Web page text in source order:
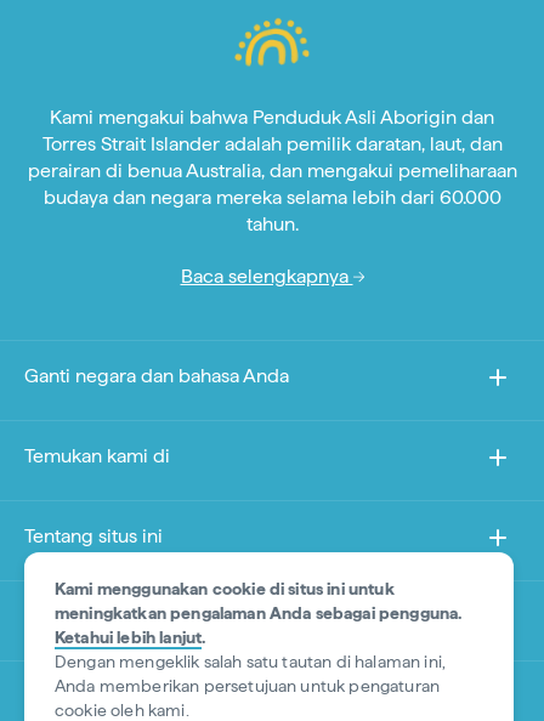
Kami menggunakan cookie di situs ini untuk
meningkatkan pengalaman Anda sebagai pengguna.
Ketahui lebih lanjut.
Dengan mengeklik salah satu tautan di halaman ini,
Anda memberikan persetujuan untuk pengaturan
cookie oleh kami.
Kami mengakui bahwa Penduduk Asli Aborigin dan
Torres Strait Islander adalah pemilik daratan, laut, dan
perairan di benua Australia, dan mengakui pemeliharaan
budaya dan negara mereka selama lebih dari 60.000
tahun.
Baca selengkapnya
Ganti negara dan bahasa Anda
Temukan kami di
Tentang situs ini
Situs lain
*Penafian (Disclaimer) Produk